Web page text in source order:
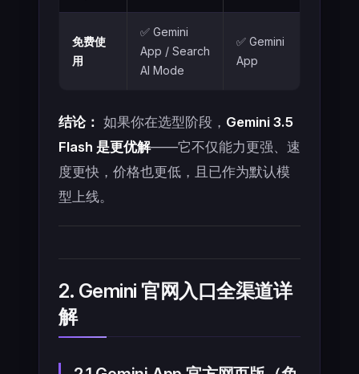
免费使
用
✅ Gemini
App / Search
AI Mode
✅ Gemini
App
结论： 如果你在选型阶段， Gemini 3.5
Flash 是更优解——它不仅能力更强、速
度更快，价格也更低，且已作为默认模
型上线。
2. Gemini 官网入口全渠道详
解